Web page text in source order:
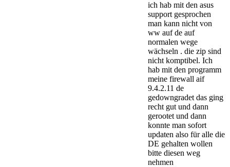
ich hab mit den asus
support gesprochen
man kann nicht von
ww auf de auf
normalen wege
wächseln . die zip sind
nicht komptibel. Ich
hab mit den programm
meine firewall aif
9.4.2.11 de
gedowngradet das ging
recht gut und dann
gerootet und dann
konnte man sofort
updaten also für alle die
DE gehalten wollen
bitte diesen weg
nehmen